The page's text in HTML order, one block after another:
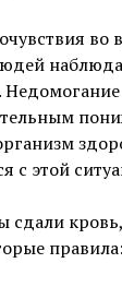
с этой
сдали
правила: